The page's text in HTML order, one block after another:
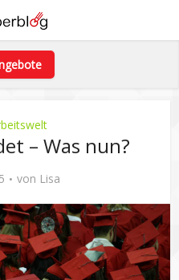
– Was nun?
von Lisa